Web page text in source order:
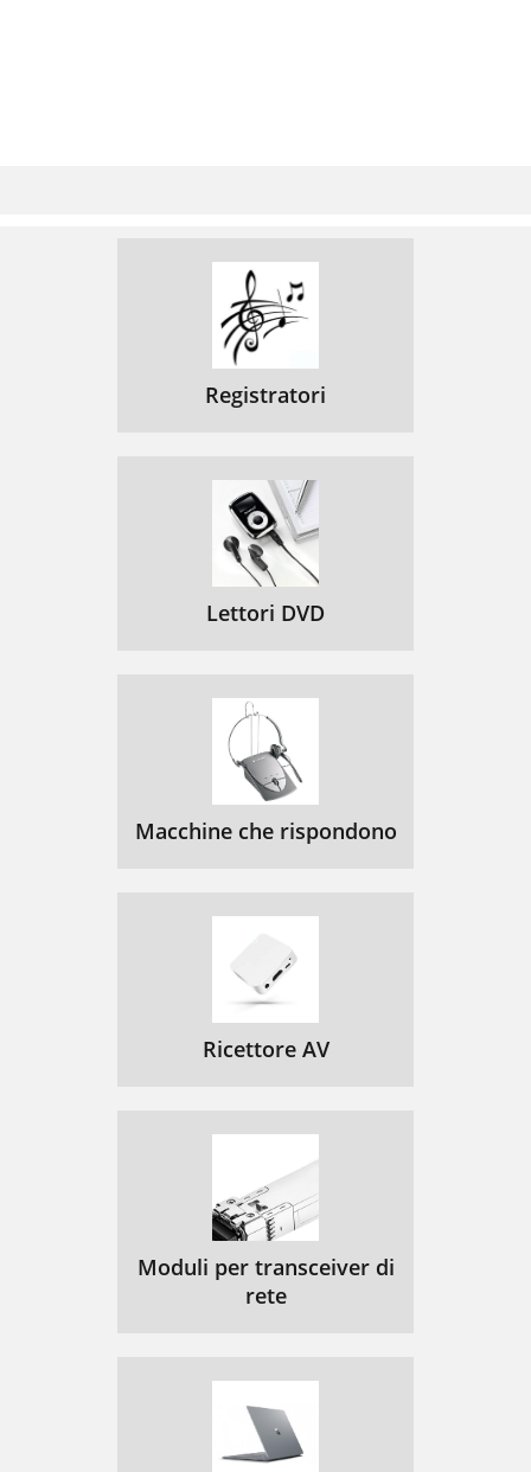
Registratori
Lettori DVD
Macchine che rispondono
Ricettore AV
Moduli per transceiver di
rete